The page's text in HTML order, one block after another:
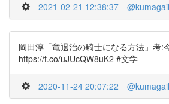
2021-02-21 12:38:37
岡田淳「竜退治の騎士になる方法」考:
https://t.co/uJUcQW8uK2 #文学
2020-11-24 20:07:22